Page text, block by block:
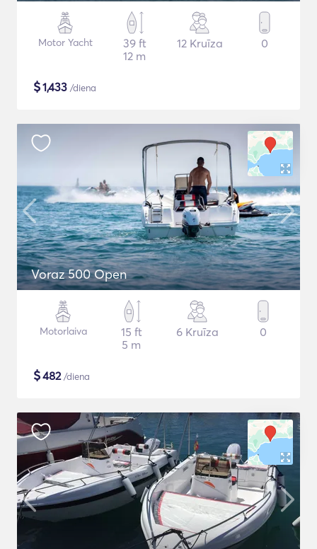
Motor Yacht
39 ft
12 m
12 Kruīza 0
$1,433 /diena
Voraz 500 Open
Motorlaiva
15 ft
5 m
6 Kruīza 0
$482/diena